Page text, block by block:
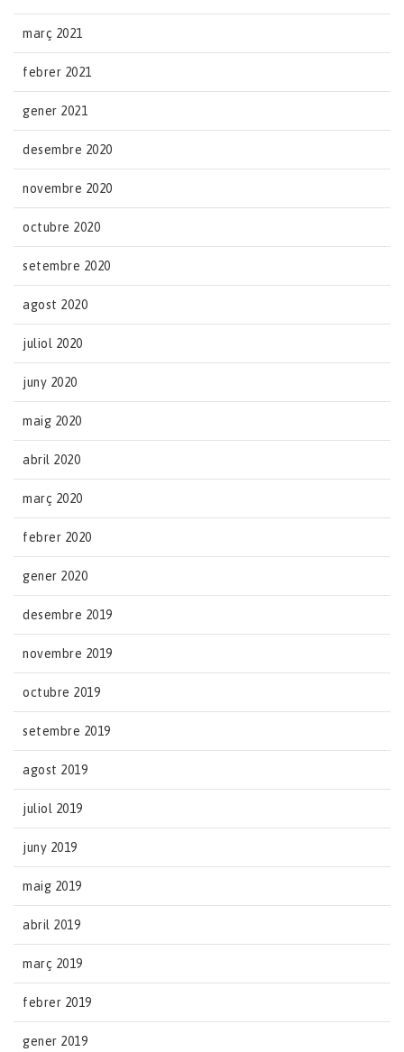
març 2021
febrer 2021
gener 2021
desembre 2020
novembre 2020
octubre 2020
setembre 2020
agost 2020
juliol 2020
juny 2020
maig 2020
abril 2020
març 2020
febrer 2020
gener 2020
desembre 2019
novembre 2019
octubre 2019
setembre 2019
agost 2019
juliol 2019
juny 2019
maig 2019
abril 2019
març 2019
febrer 2019
gener 2019